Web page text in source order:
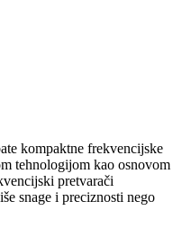
kompaktne frekvencijske
tehnologijom kao osnovom
pretvarači
snage i preciznosti nego